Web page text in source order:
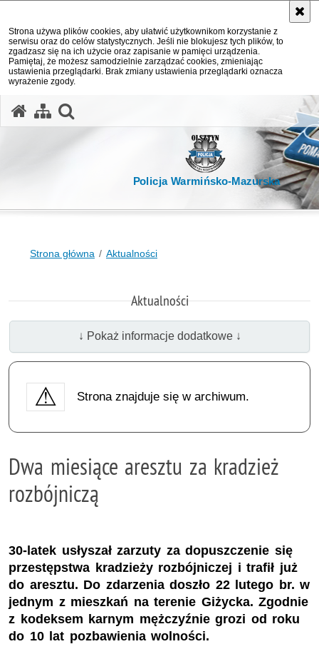
Strona używa plików cookies, aby ułatwić użytkownikom korzystanie z
serwisu oraz do celów statystycznych. Jeśli nie blokujesz tych plików, to
zgadzasz się na ich użycie oraz zapisanie w pamięci urządzenia.
Pamiętaj, że możesz samodzielnie zarządzać cookies, zmieniając
ustawienia przeglądarki. Brak zmiany ustawienia przeglądarki oznacza
wyrażenie zgody.
Policja Warmińsko-Mazurska
Strona główna Aktualności
Aktualności
↓ Pokaż informacje dodatkowe ↓
Strona znajduje się w archiwum.
Dwa miesiące aresztu za kradzież
rozbójniczą
30-latek usłyszał zarzuty za dopuszczenie się
przestępstwa kradzieży rozbójniczej i trafił już
do aresztu. Do zdarzenia doszło 22 lutego br. w
jednym z mieszkań na terenie Giżycka. Zgodnie
z kodeksem karnym mężczyźnie grozi od roku
do 10 lat pozbawienia wolności.